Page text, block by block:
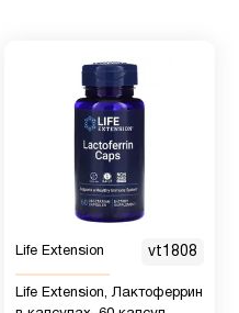
Life Extension vt1808
Life Extension, Лактоферрин